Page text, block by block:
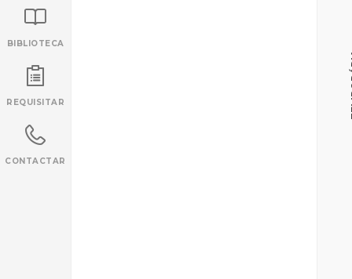
BIBLIOTECA
REQUISITAR
CONTACTAR